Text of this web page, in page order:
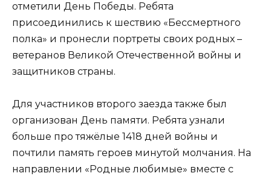
отметили День Победы. Ребята
присоединились к шествию «Бессмертного
полка» и пронесли портреты своих родных –
ветеранов Великой Отечественной войны и
защитников страны.
Для участников второго заезда также был
организован День памяти. Ребята узнали
больше про тяжёлые 1418 дней войны и
почтили память героев минутой молчания. На
направлении «Родные любимые» вместе с